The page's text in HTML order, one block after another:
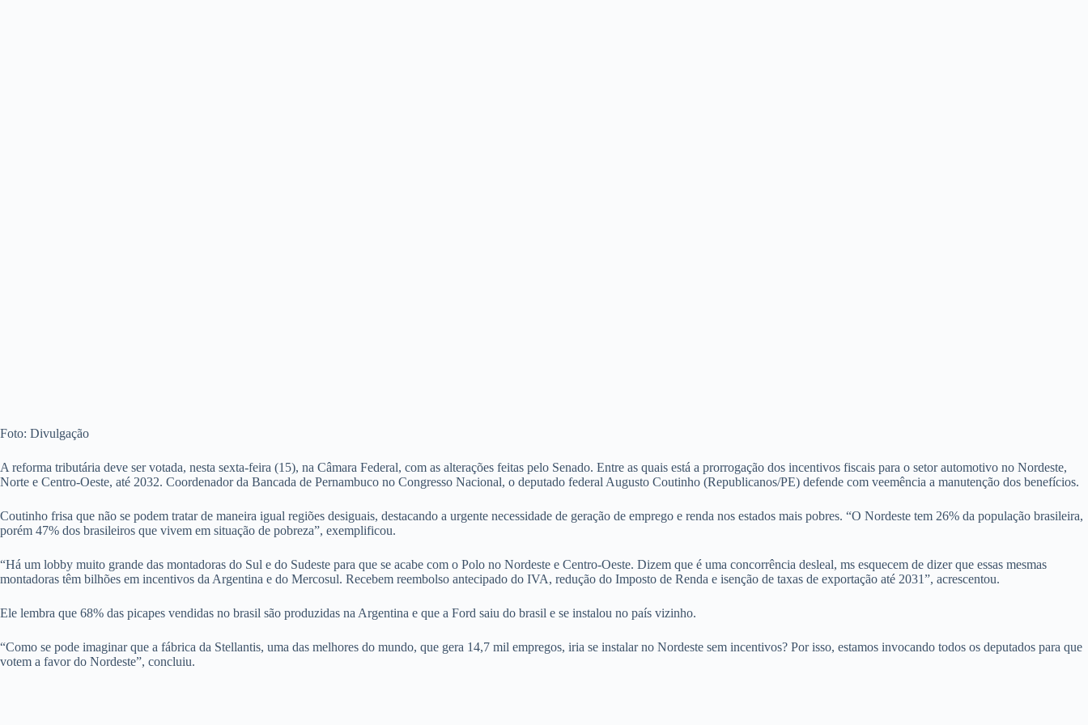
Foto: Divulgação
A reforma tributária deve ser votada, nesta sexta-feira (15), na Câmara Federal, com as alterações feitas pelo Senado. Entre as quais está a prorrogação dos incentivos fiscais para o setor automotivo no Nordeste,
Norte e Centro-Oeste, até 2032. Coordenador da Bancada de Pernambuco no Congresso Nacional, o deputado federal Augusto Coutinho (Republicanos/PE) defende com veemência a manutenção dos benefícios.
Coutinho frisa que não se podem tratar de maneira igual regiões desiguais, destacando a urgente necessidade de geração de emprego e renda nos estados mais pobres. “O Nordeste tem 26% da população brasileira,
porém 47% dos brasileiros que vivem em situação de pobreza”, exemplificou.
“Há um lobby muito grande das montadoras do Sul e do Sudeste para que se acabe com o Polo no Nordeste e Centro-Oeste. Dizem que é uma concorrência desleal, ms esquecem de dizer que essas mesmas
montadoras têm bilhões em incentivos da Argentina e do Mercosul. Recebem reembolso antecipado do IVA, redução do Imposto de Renda e isenção de taxas de exportação até 2031”, acrescentou.
Ele lembra que 68% das picapes vendidas no brasil são produzidas na Argentina e que a Ford saiu do brasil e se instalou no país vizinho.
“Como se pode imaginar que a fábrica da Stellantis, uma das melhores do mundo, que gera 14,7 mil empregos, iria se instalar no Nordeste sem incentivos? Por isso, estamos invocando todos os deputados para que
votem a favor do Nordeste”, concluiu.